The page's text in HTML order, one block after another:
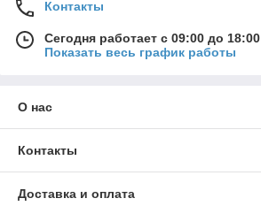
Контакты
Сегодня работает с 09:00 до 18:00
Показать весь график работы
О нас
Контакты
Доставка и оплата